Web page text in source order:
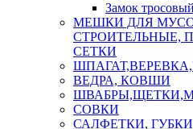
Замок тросовый
МЕШКИ ДЛЯ
СТРОИТЕЛЬНЫЕ,
СЕТКИ
ВЕДРА, КОВШИ
СОВКИ
САЛФЕТКИ,